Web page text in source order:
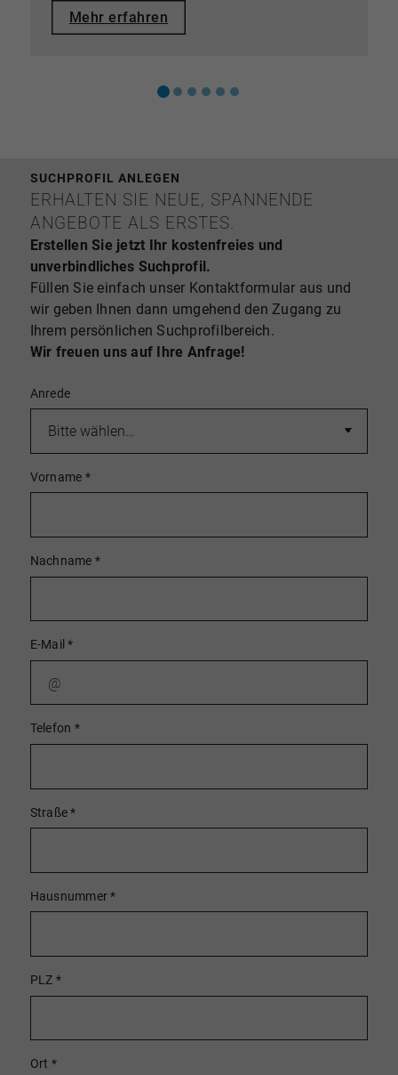
Mehr erfahren
SUCHPROFIL ANLEGEN
ERHALTEN SIE NEUE, SPANNENDE
ANGEBOTE ALS ERSTES.
Erstellen Sie jetzt Ihr kostenfreies und
unverbindliches Suchprofil.
Füllen Sie einfach unser Kontaktformular aus und
wir geben Ihnen dann umgehend den Zugang zu
Ihrem persönlichen Suchprofilbereich.
Wir freuen uns auf Ihre Anfrage!
Anrede
Vorname *
Nachname *
E-Mail*
Telefon *
Straße*
Hausnummer*
PLZ *
Ort *